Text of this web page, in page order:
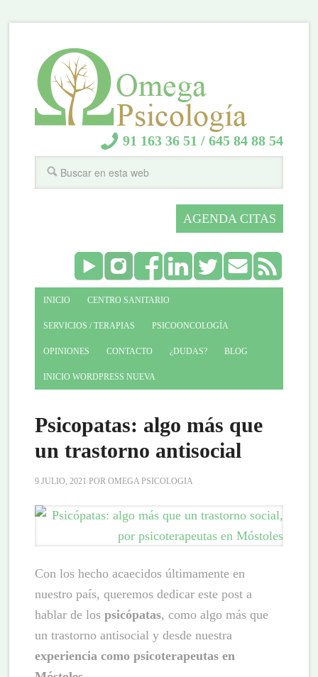
91 163 36 51 / 645 84 88 54
AGENDA CITAS
INICIO CENTRO SANITARIO
SERVICIOS / TERAPIAS PSICOONCOLOGÍA
OPINIONES CONTACTO ¿DUDAS? BLOG
INICIO WORDPRESS NUEVA
Psicopatas: algo más que
un trastorno antisocial
9 JULIO, 2021 POROMEGA PSICOLOGIA
Con los hecho acaecidos últimamente en
nuestro país, queremos dedicar este post a
hablar de lospsicópatas, como algo más que
un trastorno antisocial y desde nuestra
experiencia como psicoterapeutas en